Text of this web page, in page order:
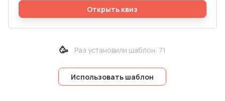
Открыть квиз
🥳 Раз установили шаблон: 71
Использовать шаблон